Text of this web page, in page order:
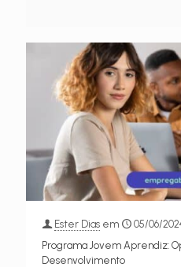
Ester Dias em
05/06/
Programa Jovem Aprendiz:
Desenvolvimento